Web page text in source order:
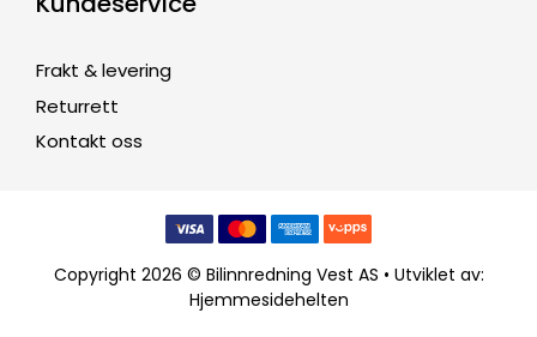
Frakt & levering
Returrett
Kontakt oss
Copyright 2026 © Bilinnredning Vest AS • Utviklet av:
Hjemmesidehelten